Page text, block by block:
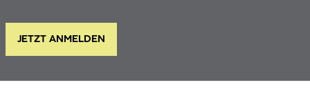
JETZT ANMELDEN